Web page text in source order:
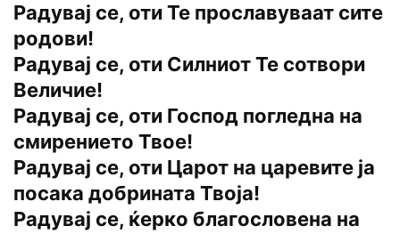
Радувај се, оти Те прославуваат сите
родови!
Радувај се, оти Силниот Те сотвори
Величие!
Радувај се, оти Господ погледна на
смирението Твое!
Радувај се, оти Царот на царевите ја
посака добрината Твоја!
Радувај се, ќерко благословена на